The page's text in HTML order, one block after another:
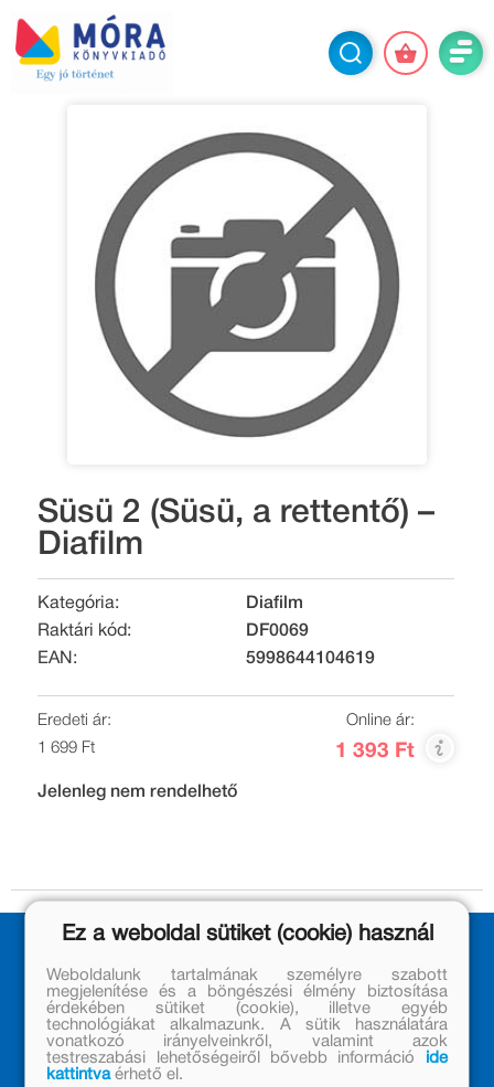
Süsü 2 (Süsü, a rettentő) –
Diafilm
Kategória:
Diafilm
Raktári kód:
DF0069
EAN:
5998644104619
Eredeti ár:
1 699 Ft
Online ár:
1 393 Ft
Jelenleg nem rendelhető
Ez a weboldal sütiket (cookie) használ
Weboldalunk tartalmának személyre szabott
megjelenítése és a böngészési élmény biztosítása
érdekében sütiket (cookie), illetve egyéb
technológiákat alkalmazunk. A sütik használatára
vonatkozó irányelveinkről, valamint azok
testreszabási lehetőségeiről bővebb információ
ide
kattintvaérhető el.